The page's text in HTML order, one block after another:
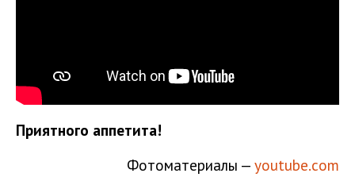
Приятного аппетита!
Фотоматериалы — youtube.com